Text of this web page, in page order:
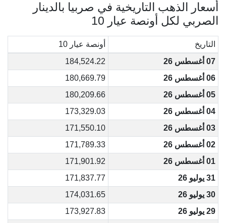
أسعار الذهب التاريخية في صربيا بالدينار
الصربي لكل أونصة عيار 10
التاريخ
أونصة عيار 10
07 أغسطس 26
184,524.22
06 أغسطس 26
180,669.79
05 أغسطس 26
180,209.66
04 أغسطس 26
173,329.03
03 أغسطس 26
171,550.10
02 أغسطس 26
171,789.33
01 أغسطس 26
171,901.92
31 يوليو 26
171,837.77
30 يوليو 26
174,031.65
29 يوليو 26
173,927.83